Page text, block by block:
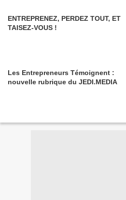
ENTREPRENEZ, PERDEZ TOUT, ET
TAISEZ-VOUS !
Les Entrepreneurs Témoignent :
nouvelle rubrique du JEDI.MEDIA